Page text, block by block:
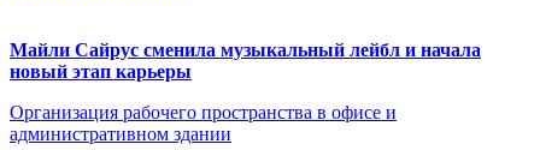
Майли Сайрус сменила музыкальный лейбл и начала
новый этап карьеры
Организация рабочего пространства в офисе и
административном здании